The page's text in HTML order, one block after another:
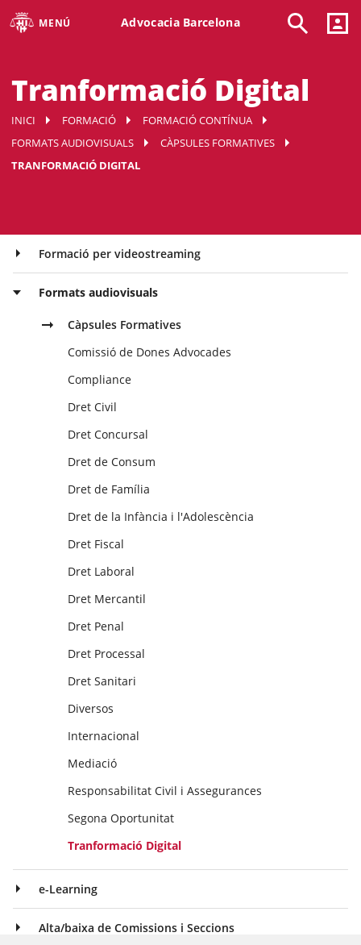
MENÚ Advocacia Barcelona
Tranformació Digital
INICI FORMACIÓ
FORMACIÓ CONTÍNUA
FORMATS AUDIOVISUALS
CÀPSULES FORMATIVES
TRANFORMACIÓ DIGITAL
Formació per videostreaming
Formats audiovisuals
Càpsules Formatives
Comissió de Dones Advocades
Compliance
Dret Civil
Dret Concursal
Dret de Consum
Dret de Família
Dret de la Infància i l'Adolescència
Dret Fiscal
Dret Laboral
Dret Mercantil
Dret Penal
Dret Processal
Dret Sanitari
Diversos
Internacional
Mediació
Responsabilitat Civil i Assegurances
Segona Oportunitat
Tranformació Digital
e-Learning
Alta/baixa de Comissions i Seccions